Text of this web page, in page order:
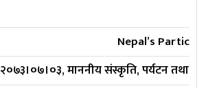
Nepal’s
२०७३।०७।०३, माननीय संस्कृति, पर्यटन तथा